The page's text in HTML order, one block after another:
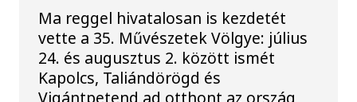
Ma reggel hivatalosan is kezdetét
vette a 35. Művészetek Völgye: július
24. és augusztus 2. között ismét
Kapolcs, Taliándörögd és
Vigántpetend ad otthont az ország